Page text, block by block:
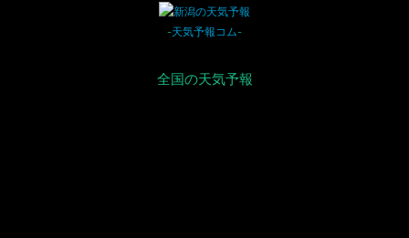
-天気予報コム-
全国の天気予報